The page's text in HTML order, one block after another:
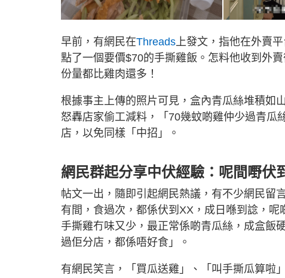
早前，有網民在Threads 上發文，指他在外賣
點了一個要價$70的手撕雞飯。怎料他收到外
份量都比雞肉還多！
根據事主上傳的照片可見，盒內青瓜絲堆積如
怒轟店家偷工減料，「70幾蚊啲雞仲少過青瓜
店，以免同樣「中招」。
網民群起分享中伏經驗：呢間嘢伏
帖文一出，隨即引起網民熱議，有不少網民留
有間，食過次，都係伏到XX，成日喺到諗，
手撕雞冇味又少，最正常係啲青瓜絲，成盒飯
過佢分店，都係唔好食」。
有網民笑言，「買瓜送雞」、「叫手撕瓜算啦